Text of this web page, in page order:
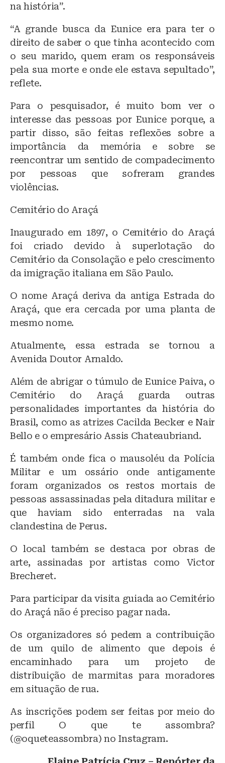
na história”.
“A grande busca da Eunice era para ter o
direito de saber o que tinha acontecido com
o seu marido, quem eram os responsáveis
pela sua morte e onde ele estava sepultado”,
reflete.
Para o pesquisador, é muito bom ver o
interesse das pessoas por Eunice porque, a
partir disso, são feitas reflexões sobre a
importância da memória e sobre se
reencontrar um sentido de compadecimento
por pessoas que sofreram grandes
violências.
Cemitério do Araçá
Inaugurado em 1897, o Cemitério do Araçá
foi criado devido à superlotação do
Cemitério da Consolação e pelo crescimento
da imigração italiana em São Paulo.
O nome Araçá deriva da antiga Estrada do
Araçá, que era cercada por uma planta de
mesmo nome.
Atualmente, essa estrada se tornou a
Avenida Doutor Arnaldo.
Além de abrigar o túmulo de Eunice Paiva, o
Cemitério do Araçá guarda outras
personalidades importantes da história do
Brasil, como as atrizes Cacilda Becker e Nair
Bello e o empresário Assis Chateaubriand.
É também onde fica o mausoléu da Polícia
Militar e um ossário onde antigamente
foram organizados os restos mortais de
pessoas assassinadas pela ditadura militar e
que haviam sido enterradas na vala
clandestina de Perus.
O local também se destaca por obras de
arte, assinadas por artistas como Victor
Brecheret.
Para participar da visita guiada ao Cemitério
do Araçá não é preciso pagar nada.
Os organizadores só pedem a contribuição
de um quilo de alimento que depois é
encaminhado para um projeto de
distribuição de marmitas para moradores
em situação de rua.
As inscrições podem ser feitas por meio do
perfil O que te assombra?
(@oqueteassombra) no Instagram.